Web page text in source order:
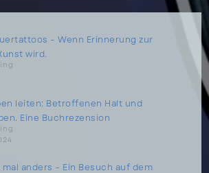
– Wenn Erinnerung zur
wird.
leiten: Betroffenen Halt und
Eine Buchrezension
anders – Ein Besuch auf dem